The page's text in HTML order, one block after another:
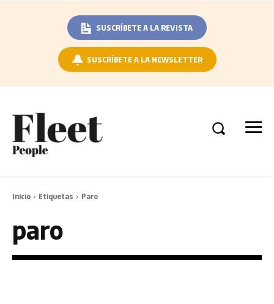
SUSCRÍBETE A LA REVISTA
SUSCRÍBETE A LA NEWSLETTER
Inicio Etiquetas Paro
paro